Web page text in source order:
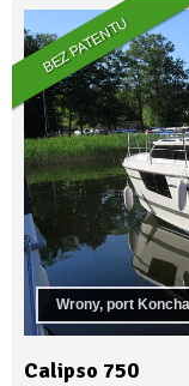
BEZ PATENTU
Wrony, port Koncha
Calipso 750